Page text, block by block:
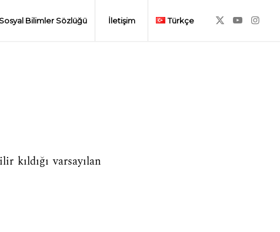
Sosyal Bilimler Sözlüğü İletişim Türkçe
kıldığı varsayılan